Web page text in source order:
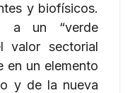
y biofísicos.
a un “verde
valor sectorial
en un elemento
y de la nueva